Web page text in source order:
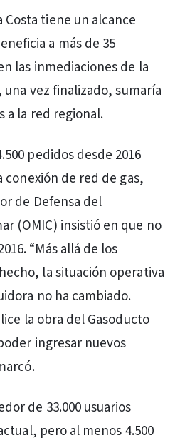
Costa tiene un alcance
a más de 35
las inmediaciones de la
vez finalizado, sumaría
a la red regional.
pedidos desde 2016
conexión de red de gas,
de Defensa del
(OMIC) insistió en que no
“Más allá de los
la situación operativa
no ha cambiado.
la obra del Gasoducto
ingresar nuevos
de 33.000 usuarios
pero al menos 4.500